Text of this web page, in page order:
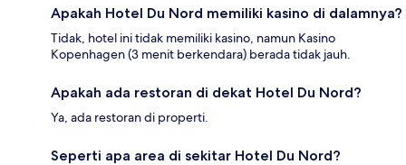
Apakah Hotel Du Nord memiliki kasino di dalamnya?
Tidak, hotel ini tidak memiliki kasino, namun Kasino
Kopenhagen (3 menit berkendara) berada tidak jauh.
Apakah ada restoran di dekat Hotel Du Nord?
Ya, ada restoran di properti.
Seperti apa area di sekitar Hotel Du Nord?